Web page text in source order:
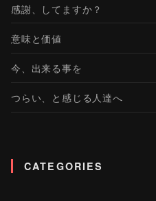
感謝、してますか？
意味と価値
今、出来る事を
つらい、と感じる人達へ
CATEGORIES